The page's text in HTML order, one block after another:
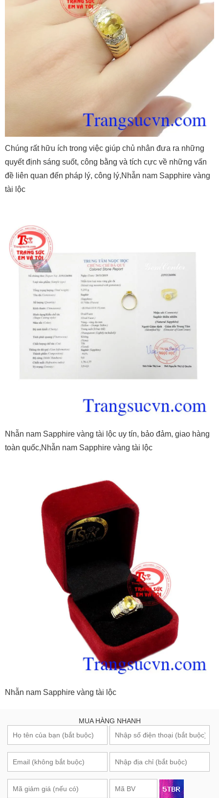
Chúng rất hữu ích trong việc giúp chủ nhân đưa ra những
quyết định sáng suốt, công bằng và tích cực về những vấn
đề liên quan đến pháp lý, công lý,Nhẫn nam Sapphire vàng
tài lộc
Nhẫn nam Sapphire vàng tài lộc uy tín, bảo đảm, giao hàng
toàn quốc,Nhẫn nam Sapphire vàng tài lộc
Nhẫn nam Sapphire vàng tài lộc
MUA HÀNG NHANH